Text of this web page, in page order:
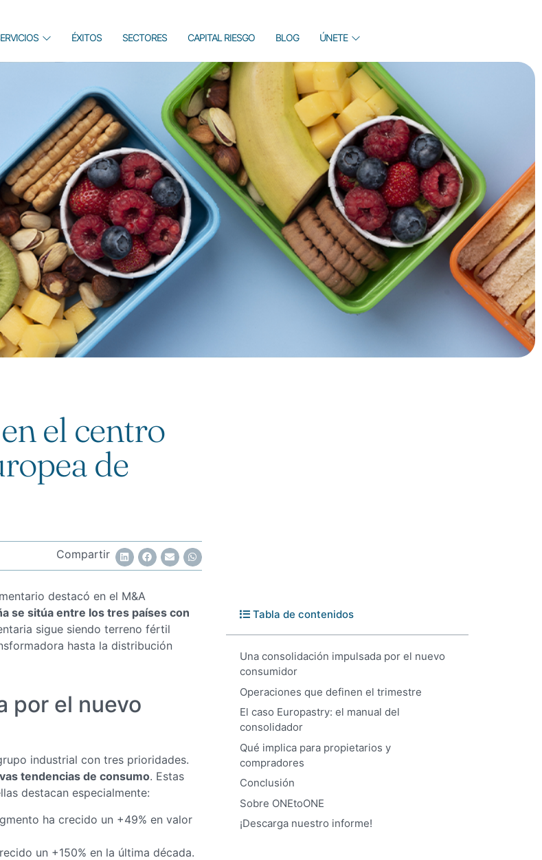
ÉXITOS SECTORES CAPITAL RIESGO BLOG ÚNETE
el centro
de
Compartir
destacó en el M&A
se sitúa entre los tres países con
sigue siendo terreno fértil
hasta la distribución
por el nuevo
industrial con tres prioridades.
tendencias de consumo. Estas
destacan especialmente:
ha crecido un +49% en valor
un +150% en la última década.
Tabla de contenidos
Una consolidación impulsada por el nuevo
consumidor
Operaciones que definen el trimestre
El caso Europastry: el manual del
consolidador
Qué implica para propietarios y
compradores
Conclusión
Sobre ONEtoONE
¡Descarga nuestro informe!